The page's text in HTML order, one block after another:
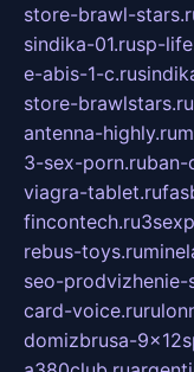
store-brawl-
sindika-01.rusp-
e-abis-1-c.ru
store-brawlstars.ru
antenna-highly.ru
3-sex-porn.ruban-
viagra-tablet.ru
fincontech.ru
rebus-toys.ru
seo-
card-voice.ru
domizbrusa-